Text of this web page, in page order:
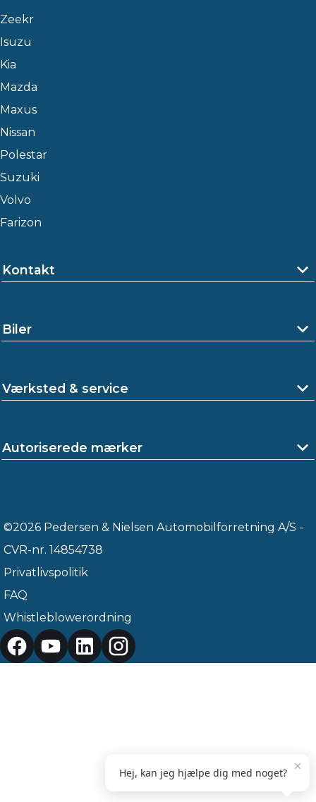
Zeekr
Isuzu
Kia
Mazda
Maxus
Nissan
Polestar
Suzuki
Volvo
Farizon
Kontakt
Biler
Værksted & service
Autoriserede mærker
©2026 Pedersen & Nielsen Automobilforretning A/S -
CVR-nr. 14854738
Privatlivspolitik
FAQ
Whistleblowerordning